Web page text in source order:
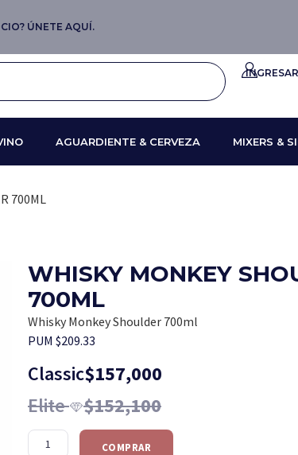
ÚNETE AQUÍ.
INGRESAR
AGUARDIENTE & CERVEZA MIXERS &
700ML
WHISKY MONKEY
700ML
Whisky Monkey Shoulder 700ml
PUM $209.33
Classic$157,000
Elite $152,100
COMPRAR